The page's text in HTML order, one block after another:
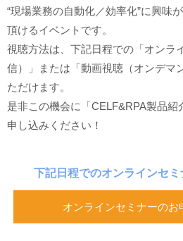
“現場業務の自動化／効率化”に興味
頂けるイベントです。
視聴方法は、下記日程での「オンラ
信）」または「動画視聴（オンデマ
ただけます。
是非この機会に「CELF&RPA製品
申し込みください！
下記日程でのオンラインセミ
オンラインセミナーのお